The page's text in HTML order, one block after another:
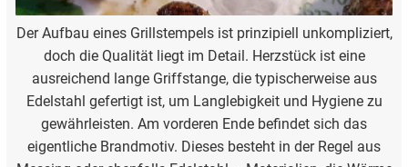
Der Aufbau eines Grillstempels ist prinzipiell unkompliziert,
doch die Qualität liegt im Detail. Herzstück ist eine
ausreichend lange Griffstange, die typischerweise aus
Edelstahl gefertigt ist, um Langlebigkeit und Hygiene zu
gewährleisten. Am vorderen Ende befindet sich das
eigentliche Brandmotiv. Dieses besteht in der Regel aus